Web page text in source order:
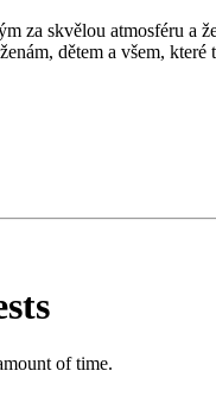
za skvělou atmosféru a
dětem a všem,